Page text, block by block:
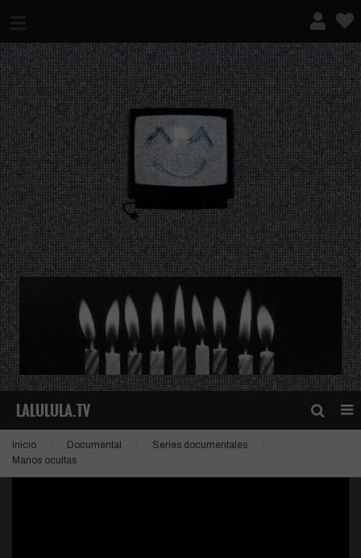
¿QUÉ ES ESTO?
Inicio Documental
Series documentales
Manos ocultas